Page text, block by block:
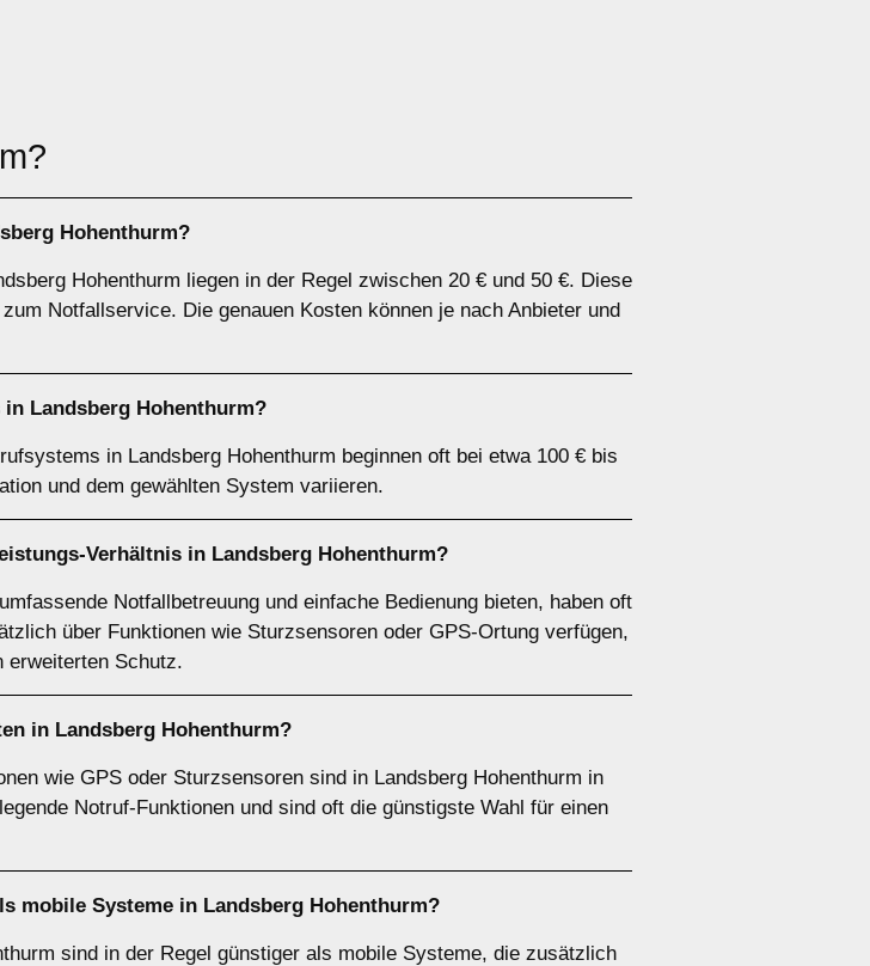
Hohenthurm?
Hohenthurm liegen in der Regel zwischen 20 € und 50 €. Diese
Notfallservice. Die genauen Kosten können je nach Anbieter und
Landsberg Hohenthurm?
in Landsberg Hohenthurm beginnen oft bei etwa 100 € bis
und dem gewählten System variieren.
Verhältnis in Landsberg Hohenthurm?
Notfallbetreuung und einfache Bedienung bieten, haben oft
über Funktionen wie Sturzsensoren oder GPS-Ortung verfügen,
erweiterten Schutz.
in Landsberg Hohenthurm?
wie GPS oder Sturzsensoren sind in Landsberg Hohenthurm in
Notruf-Funktionen und sind oft die günstigste Wahl für einen
mobile Systeme in Landsberg Hohenthurm?
sind in der Regel günstiger als mobile Systeme, die zusätzlich